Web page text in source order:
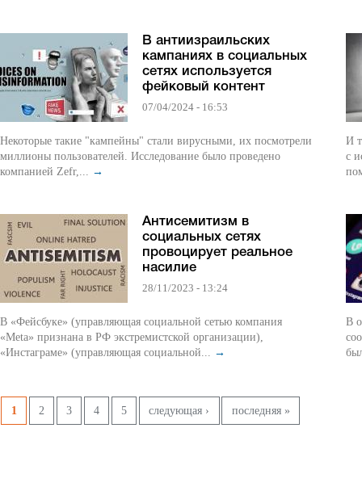
В антиизраильских
кампаниях в социальных
сетях используется
фейковый контент
07/04/2024 - 16:53
Некоторые такие "кампейны" стали вирусными, их посмотрели
миллионы пользователей. Исследование было проведено
компанией Zefr,... →
Антисемитизм в
социальных сетях
провоцирует реальное
насилие
28/11/2023 - 13:24
В «Фейсбуке» (управляющая социальной сетью компания
«Meta» признана в РФ экстремистской организации),
«Инстаграме» (управляющая социальной... →
И
с
В
Pages
1 2 3 4 5 следующая › последняя »